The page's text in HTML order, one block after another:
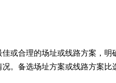
或合理的场址或线路方案，
。备选场址方案或线路方案